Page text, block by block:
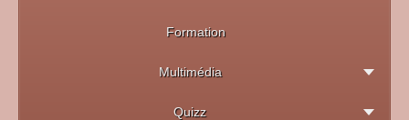
Formation
Multimédia
Quizz